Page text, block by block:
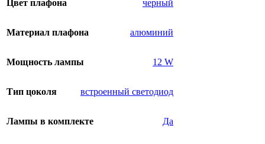
Цвет плафона черный
Материал плафона алюминий
Мощность лампы 12 W
Тип цоколя встроенный светодиод
Лампы в комплекте Да